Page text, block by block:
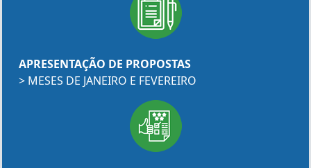
APRESENTAÇÃO DE PROPOSTAS
> MESES DE JANEIRO E FEVEREIRO